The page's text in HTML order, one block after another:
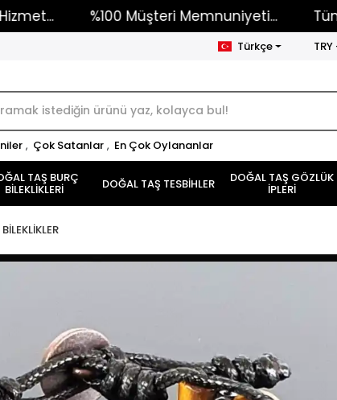
%100 Müşteri Memnuniyeti... Tüm
Türkçe
, Çok Satanlar , En Çok Oylananlar
TAŞ BURÇ
BİLEKLİKLERİ DOĞAL TAŞ TESBİHLER DOĞAL TAŞ GÖZLÜK
İPLERİ